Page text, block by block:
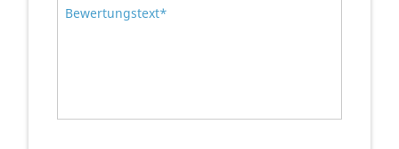
Bewertungstext*